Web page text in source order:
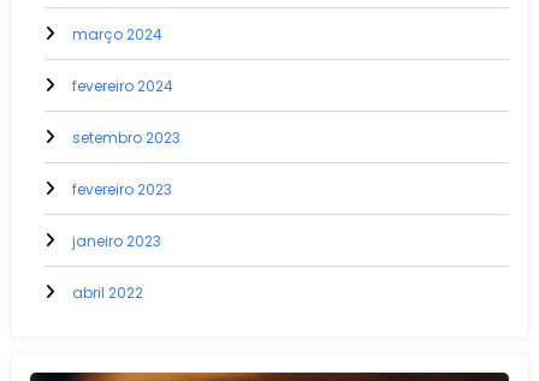
março 2024
fevereiro 2024
setembro 2023
fevereiro 2023
janeiro 2023
abril 2022